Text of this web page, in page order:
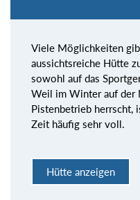
Viele Möglichkeiten
aussichtsreiche Hütte
sowohl auf das
Weil im Winter auf der
Pistenbetrieb herrscht,
Zeit häufig sehr voll.
Hütte anzeigen